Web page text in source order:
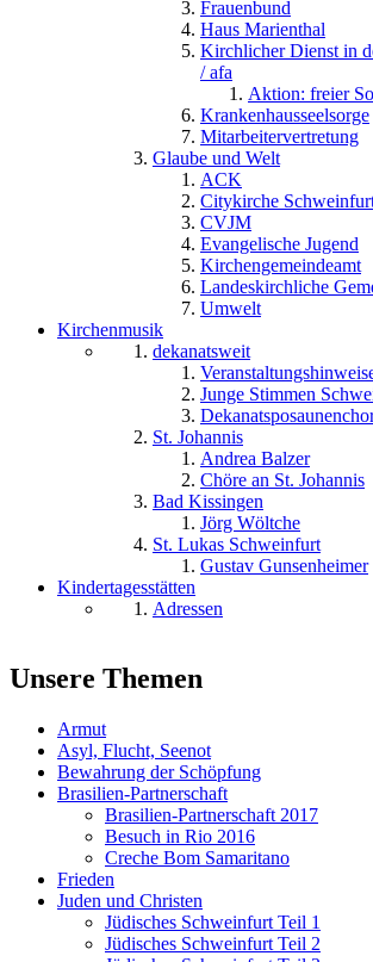
Frauenbund
Haus Marienthal
Kirchlicher Dienst in
/ afa
Aktion: freier
Krankenhausseelsorge
Mitarbeitervertretung
Glaube und Welt
ACK
Citykirche
CVJM
Evangelische Jugend
Kirchengemeindeamt
Landeskirchliche
Umwelt
Kirchenmusik
dekanatsweit
Junge Stimmen
St. Johannis
Andrea Balzer
Chöre an St. Johannis
Bad Kissingen
Jörg Wöltche
St. Lukas Schweinfurt
Gustav Gunsenheimer
Kindertagesstätten
Adressen
Unsere Themen
Armut
Asyl, Flucht, Seenot
Bewahrung der Schöpfung
Brasilien-Partnerschaft
Brasilien-Partnerschaft 2017
Besuch in Rio 2016
Creche Bom Samaritano
Frieden
Juden und Christen
Jüdisches Schweinfurt Teil 1
Jüdisches Schweinfurt Teil 2